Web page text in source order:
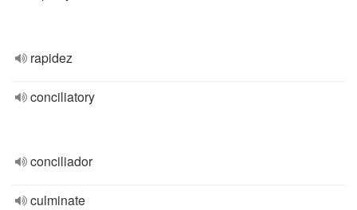
rapidez
conciliatory
conciliador
culminate